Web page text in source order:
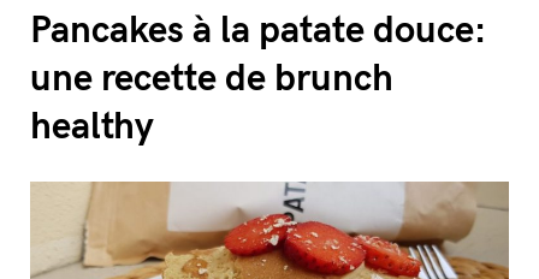
a
Pancakes à la patate douce:
une recette de brunch
healthy